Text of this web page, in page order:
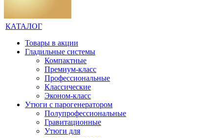
КАТАЛОГ
Товары в акции
Гладильные системы
Компактные
Премиум-класс
Профессиональные
Классические
Эконом-класс
Утюги с парогенератором
Полупрофессиональные
Гравитационные
Утюги для